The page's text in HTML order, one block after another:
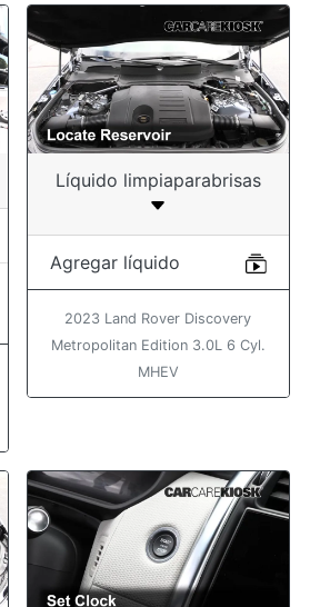
Líquido limpiaparabrisas
Agregar líquido
2023 Land Rover Discovery
Metropolitan Edition 3.0L 6 Cyl.
MHEV